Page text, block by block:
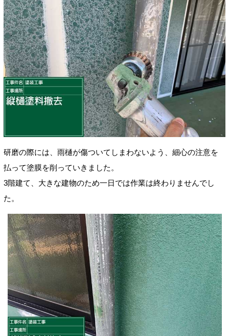
研磨の際には、雨樋が傷ついてしまわないよう、細心の注意を
払って塗膜を削っていきました。
3階建て、大きな建物のため一日では作業は終わりませんでし
た。